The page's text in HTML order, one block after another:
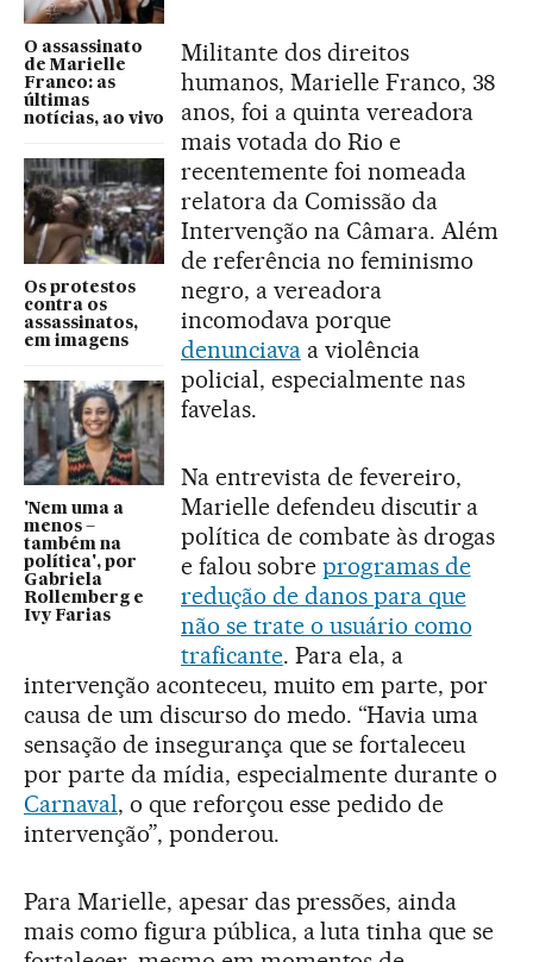
O assassinato
de Marielle
Franco: as
últimas
notícias, ao vivo
Os protestos
contra os
assassinatos,
em imagens
'Nem uma a
menos –
também na
política', por
Gabriela
Rollemberg e
Ivy Farias
Militante dos direitos
humanos, Marielle Franco, 38
anos, foi a quinta vereadora
mais votada do Rio e
recentemente foi nomeada
relatora da Comissão da
Intervenção na Câmara. Além
de referência no feminismo
negro, a vereadora
incomodava porque
denunciavaa violência
policial, especialmente nas
favelas.
Na entrevista de fevereiro,
Marielle defendeu discutir a
política de combate às drogas
e falou sobre programas de
redução de danos para que
não se trate o usuário como
traficante. Para ela, a
intervenção aconteceu, muito em parte, por
causa de um discurso do medo. “Havia uma
sensação de insegurança que se fortaleceu
por parte da mídia, especialmente durante o
Carnaval, o que reforçou esse pedido de
intervenção”, ponderou.
Para Marielle, apesar das pressões, ainda
mais como figura pública, a luta tinha que se